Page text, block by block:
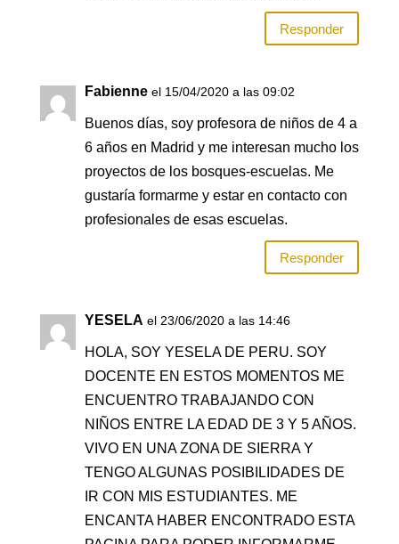
Responder
Fabienne el 15/04/2020 a las 09:02
Buenos días, soy profesora de niños de 4 a
6 años en Madrid y me interesan mucho los
proyectos de los bosques-escuelas. Me
gustaría formarme y estar en contacto con
profesionales de esas escuelas.
Responder
YESELA el 23/06/2020 a las 14:46
HOLA, SOY YESELA DE PERU. SOY
DOCENTE EN ESTOS MOMENTOS ME
ENCUENTRO TRABAJANDO CON
NIÑOS ENTRE LA EDAD DE 3 Y 5 AÑOS.
VIVO EN UNA ZONA DE SIERRA Y
TENGO ALGUNAS POSIBILIDADES DE
IR CON MIS ESTUDIANTES. ME
ENCANTA HABER ENCONTRADO ESTA